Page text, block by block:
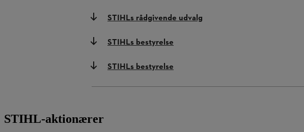
STIHLs rådgivende udvalg
STIHLs bestyrelse
STIHLs bestyrelse
STIHL-aktionærer